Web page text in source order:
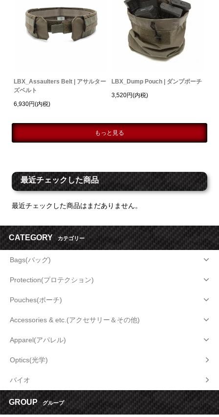
LBX_Assaulters Belt | アサルター
ズベルト
6,930円(内税)
LBX_Dump Pouch | ダンプポーチ
3,520円(内税)
もっと見る
最近チェックした商品
最近チェックした商品はまだありません。
CATEGORY カテゴリー
Bags(バッグ)
Protection(プロテクション)
Pouches(ポーチ)
Accessories & etc.(アクセサリー＆その他)
Apparel(アパレル)
Optics(光学)
バイオ
GROUP グループ